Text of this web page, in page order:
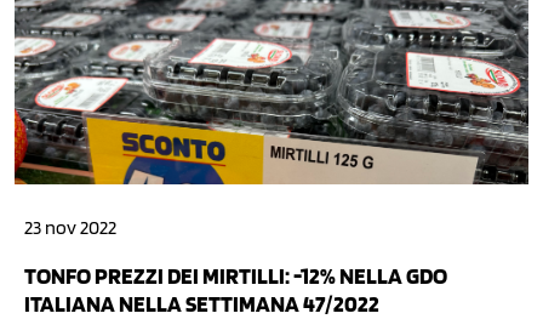
23 nov 2022
TONFO PREZZI DEI MIRTILLI: -12% NELLA GDO
ITALIANA NELLA SETTIMANA 47/2022